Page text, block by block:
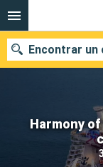
Harmony
Encontrar un
Nuestros
Fecha de salida